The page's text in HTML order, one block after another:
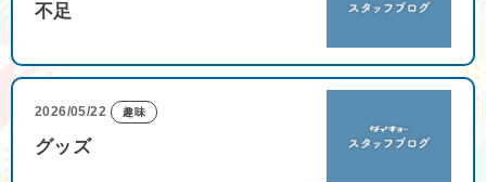
不足
2026/05/22 趣味
グッズ